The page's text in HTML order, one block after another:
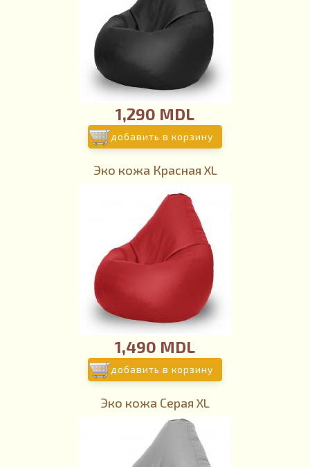
1,290 MDL
добавить в корзину
Эко кожа Красная XL
1,490 MDL
добавить в корзину
Эко кожа Серая XL